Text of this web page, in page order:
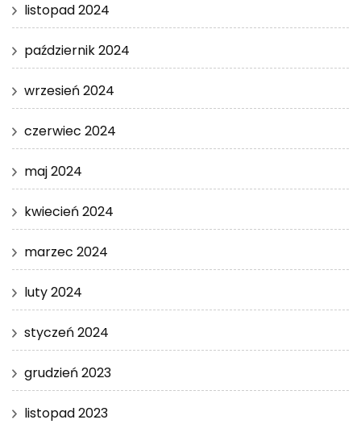
listopad 2024
październik 2024
wrzesień 2024
czerwiec 2024
maj 2024
kwiecień 2024
marzec 2024
luty 2024
styczeń 2024
grudzień 2023
listopad 2023